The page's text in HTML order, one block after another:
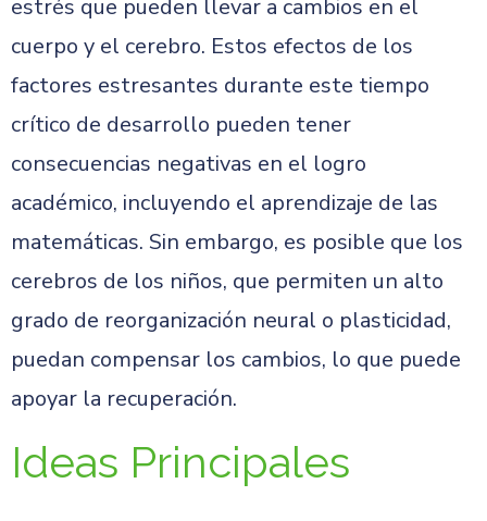
estrés que pueden llevar a cambios en el
cuerpo y el cerebro. Estos efectos de los
factores estresantes durante este tiempo
crítico de desarrollo pueden tener
consecuencias negativas en el logro
académico, incluyendo el aprendizaje de las
matemáticas. Sin embargo, es posible que los
cerebros de los niños, que permiten un alto
grado de reorganización neural o plasticidad,
puedan compensar los cambios, lo que puede
apoyar la recuperación.
Ideas Principales